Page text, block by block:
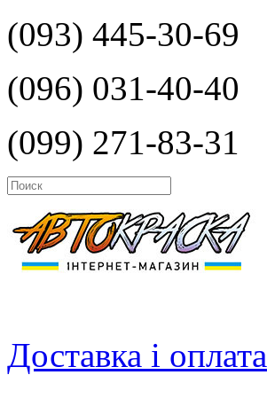
(093) 445-30-69
(096) 031-40-40
(099) 271-83-31
Доставка і оплата